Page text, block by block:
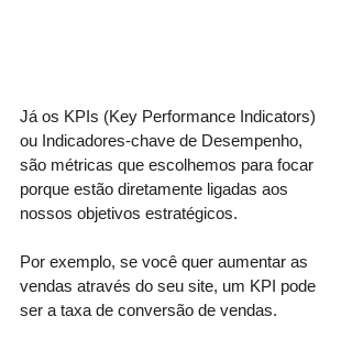
Já os KPIs (Key Performance Indicators)
ou Indicadores-chave de Desempenho,
são métricas que escolhemos para focar
porque estão diretamente ligadas aos
nossos objetivos estratégicos.
Por exemplo, se você quer aumentar as
vendas através do seu site, um KPI pode
ser a taxa de conversão de vendas.